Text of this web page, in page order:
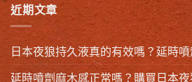
近期文章
日本夜狼持久液真的有效嗎？延時
延時噴劑麻木感正常嗎？購買日本